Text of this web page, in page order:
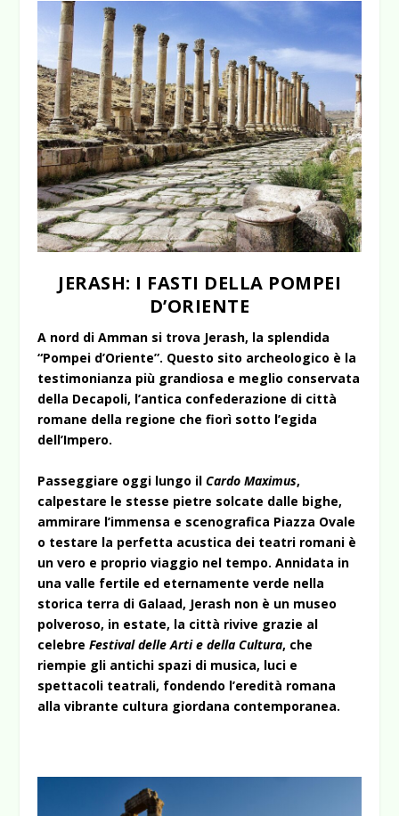
JERASH: I FASTI DELLA POMPEI
D’ORIENTE
A nord di Amman si trova Jerash, la splendida
“Pompei d’Oriente”. Questo sito archeologico è la
testimonianza più grandiosa e meglio conservata
della Decapoli, l’antica confederazione di città
romane della regione che fiorì sotto l’egida
dell’Impero.
Passeggiare oggi lungo ilCardo Maximus,
calpestare le stesse pietre solcate dalle bighe,
ammirare l’immensa e scenografica Piazza Ovale
o testare la perfetta acustica dei teatri romani è
un vero e proprio viaggio nel tempo. Annidata in
una valle fertile ed eternamente verde nella
storica terra di Galaad, Jerash non è un museo
polveroso, in estate, la città rivive grazie al
celebreFestival delle Arti e della Cultura, che
riempie gli antichi spazi di musica, luci e
spettacoli teatrali, fondendo l’eredità romana
alla vibrante cultura giordana contemporanea.